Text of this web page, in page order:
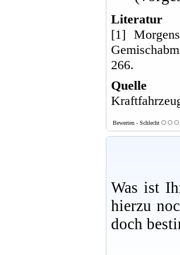
Literatur
[1]
266.
Quelle
Bewerten - Schlecht
Was ist
hierzu
doch